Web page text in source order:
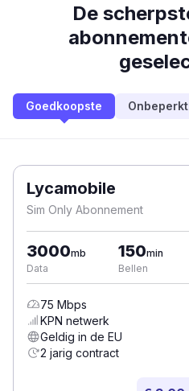
De
Goedkoopste
Lycamobile
Sim Only Abonnement
3000mb
Data
150min
Bellen
75 Mbps
KPN netwerk
Geldig in de EU
2 jarig contract